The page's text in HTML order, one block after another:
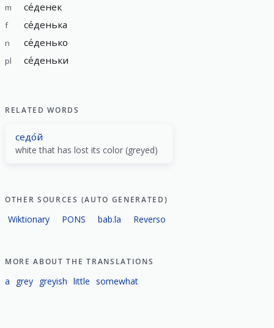
m се́денек
f се́денька
n се́денько
pl се́деньки
RELATED WORDS
седо́й
white that has lost its color (greyed)
OTHER SOURCES (AUTO GENERATED)
Wiktionary PONS bab.la Reverso
MORE ABOUT THE TRANSLATIONS
a grey greyish little somewhat